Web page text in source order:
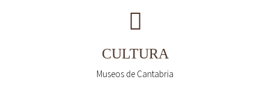
CULTURA
Museos de Cantabria